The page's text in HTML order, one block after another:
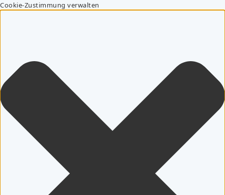
Cookie-Zustimmung verwalten